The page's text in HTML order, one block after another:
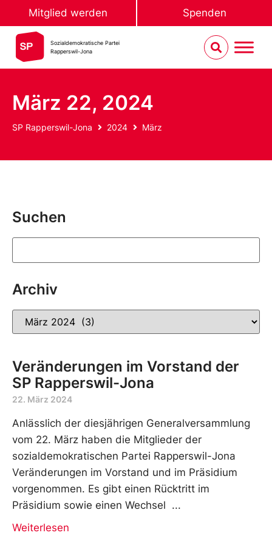
Mitglied werden Spenden
Sozialdemokratische Partei
Rapperswil-Jona
März 22, 2024
SP Rapperswil-Jona 2024 März
Suchen
Archiv
Veränderungen im Vorstand der
SP Rapperswil-Jona
22. März 2024
Anlässlich der diesjährigen Generalversammlung
vom 22. März haben die Mitglieder der
sozialdemokratischen Partei Rapperswil-Jona
Veränderungen im Vorstand und im Präsidium
vorgenommen. Es gibt einen Rücktritt im
Präsidium sowie einen Wechsel
Weiterlesen